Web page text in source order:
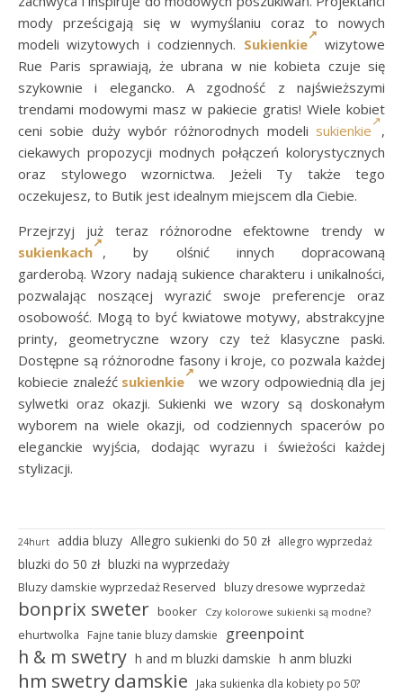
mody prześcigają się w wymyślaniu coraz to nowych
modeli wizytowych i codziennych. Sukienkie
wizytowe
Rue Paris sprawiają, że ubrana w nie kobieta czuje się
szykownie i elegancko. A zgodność z najświeższymi
trendami modowymi masz w pakiecie gratis! Wiele kobiet
ceni sobie duży wybór różnorodnych modeli sukienkie
,
ciekawych propozycji modnych połączeń kolorystycznych
oraz stylowego wzornictwa. Jeżeli Ty także tego
oczekujesz, to Butik jest idealnym miejscem dla Ciebie.
Przejrzyj już teraz różnorodne efektowne trendy w
sukienkach , by olśnić innych dopracowaną
garderobą. Wzory nadają sukience charakteru i unikalności,
pozwalając noszącej wyrazić swoje preferencje oraz
osobowość. Mogą to być kwiatowe motywy, abstrakcyjne
printy, geometryczne wzory czy też klasyczne paski.
Dostępne są różnorodne fasony i kroje, co pozwala każdej
kobiecie znaleźć sukienkie
we wzory odpowiednią dla jej
sylwetki oraz okazji. Sukienki we wzory są doskonałym
wyborem na wiele okazji, od codziennych spacerów po
eleganckie wyjścia, dodając wyrazu i świeżości każdej
stylizacji.
24hurt addia bluzy Allegro sukienki do 50 zł allegro wyprzedaż
bluzki do 50 zł bluzki na wyprzedaży
Bluzy damskie wyprzedaż Reserved bluzy dresowe wyprzedaż
bonprix sweter booker Czy kolorowe sukienki są modne?
ehurtwolka Fajne tanie bluzy damskie greenpoint
h & m swetry h and m bluzki damskie h anm bluzki
hm swetry damskie Jaka sukienka dla kobiety po 50?